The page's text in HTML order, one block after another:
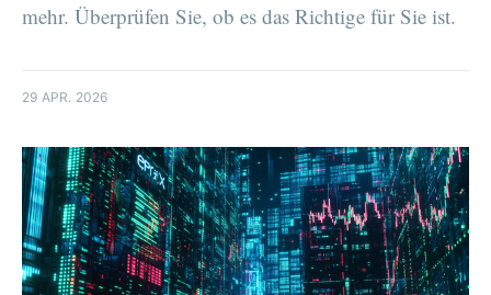
mehr. Überprüfen Sie, ob es das Richtige für Sie ist.
29 APR. 2026